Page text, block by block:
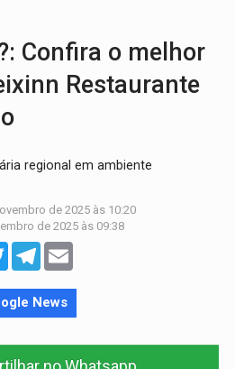
Confira o melhor
Restaurante
regional em ambiente
de 2025 às 10:20
de 2025 às 09:38
TwitterTelegram
News